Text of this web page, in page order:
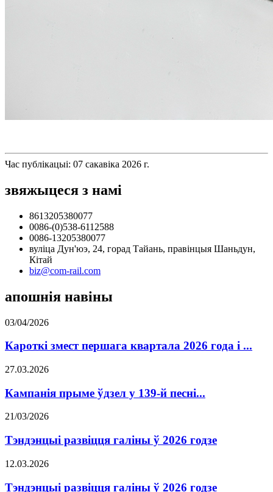
Час публікацыі: 07 сакавіка 2026 г.
звяжыцеся з намі
8613205380077
0086-(0)538-6112588
0086-13205380077
вуліца Дун'юэ, 24, горад Тайань, правінцыя Шаньдун,
Кітай
biz@com-rail.com
апошнія навіны
03/04/2026
Кароткі змест першага квартала 2026 года і ...
27.03.2026
Кампанія прыме ўдзел у 139-й песні...
21/03/2026
Тэндэнцыі развіцця галіны ў 2026 годзе
12.03.2026
Тэндэнцыі развіцця галіны ў 2026 годзе